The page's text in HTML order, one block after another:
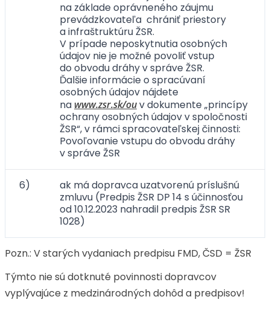
na základe oprávneného záujmu
prevádzkovateľa chrániť priestory
a infraštruktúru ŽSR.
V prípade neposkytnutia osobných
údajov nie je možné povoliť vstup
do obvodu dráhy v správe ŽSR.
Ďalšie informácie o spracúvaní
osobných údajov nájdete
na www.zsr.sk/ouv dokumente „princípy
ochrany osobných údajov v spoločnosti
ŽSR“, v rámci spracovateľskej činnosti:
Povoľovanie vstupu do obvodu dráhy
v správe ŽSR
6)
ak má dopravca uzatvorenú príslušnú
zmluvu (Predpis ŽSR DP 14 s účinnosťou
od 10.12.2023 nahradil predpis ŽSR SR
1028)
Pozn.: V starých vydaniach predpisu FMD, ČSD = ŽSR
Týmto nie sú dotknuté povinnosti dopravcov
vyplývajúce z medzinárodných dohôd a predpisov!